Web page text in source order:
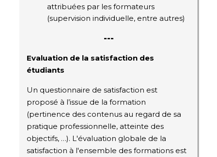
attribuées par les formateurs
(supervision individuelle, entre autres)
---
Evaluation de la satisfaction des
étudiants
Un questionnaire de satisfaction est
proposé à l’issue de la formation
(pertinence des contenus au regard de sa
pratique professionnelle, atteinte des
objectifs, …). L'évaluation globale de la
satisfaction à l'ensemble des formations est